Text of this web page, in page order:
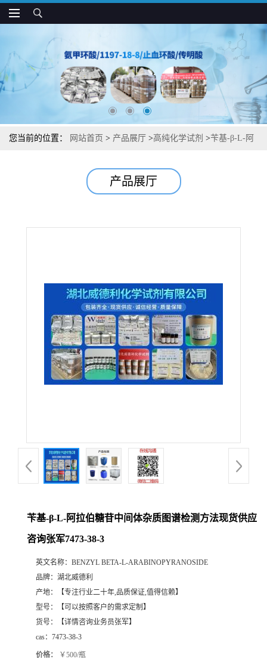
您当前的位置： 网站首页 > 产品展厅 >高纯化学试剂 >苄基-β-L-阿
产品展厅
苄基-β-L-阿拉伯糖苷中间体杂质图谱检测方法现货供应
咨询张军7473-38-3
英文名称： BENZYL BETA-L-ARABINOPYRANOSIDE
品牌： 湖北威德利
产地：
【专注行业二十年,品质保证,值得信赖】
型号：
【可以按照客户的需求定制】
货号：
【详情咨询业务员张军】
cas： 7473-38-3
价格： ￥500/瓶